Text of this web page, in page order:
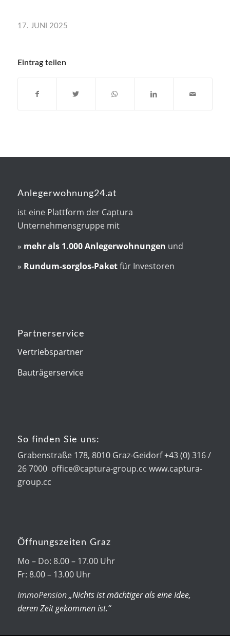
17. JUNI 2025
Eintrag teilen
Anlegerwohnung24.at
ist eine Plattform der Captura
Unternehmensgruppe mit
» mehr als 1.000 Anlegerwohnungen und
» Rundum-sorglos-Paketfür Investoren
Partnerservice
Vertriebspartner
Bauträgerservice
So finden Sie uns:
Grabenstraße 178, 8010 Graz-Geidorf +43 (0) 316 /
26 7000 office@captura-group.cc www.captura-
group.cc
Öffnungszeiten Graz
Mo – Do: 8.00 – 17.00 Uhr
Fr: 8.00 – 13.00 Uhr
ImmoPension„Nichts ist mächtiger als eine Idee,
deren Zeit gekommen ist.“